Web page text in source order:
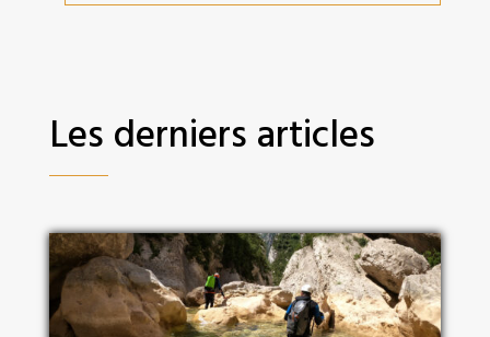
Les derniers articles